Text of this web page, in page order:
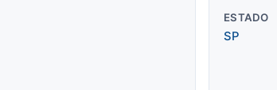
ESTADO
SP